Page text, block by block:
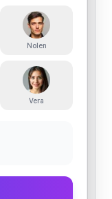
Nolen
Vera